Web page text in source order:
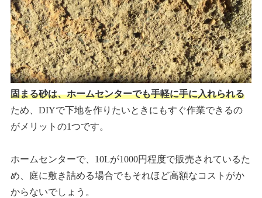
固まる砂は、ホームセンターでも手軽に手に入れられる
ため、DIYで下地を作りたいときにもすぐ作業できるの
がメリットの1つです。
ホームセンターで、10Lが1000円程度で販売されているた
め、庭に敷き詰める場合でもそれほど高額なコストがか
からないでしょう。